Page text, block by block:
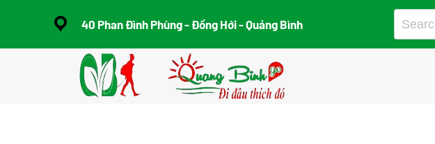
40 Phan Đình Phùng - Đồng Hới - Quảng Bình